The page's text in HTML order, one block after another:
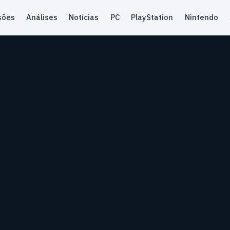
Análises Notícias PC PlayStation Nintendo